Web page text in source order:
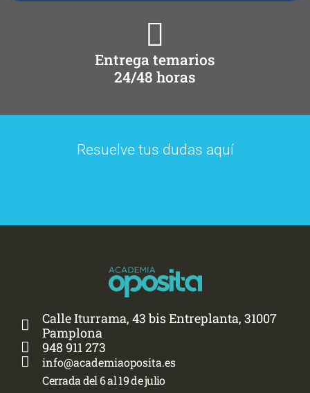
Entrega temarios
24/48 horas
Resuelve tus dudas aquí
Calle Iturrama, 43 bis Entreplanta, 31007
Pamplona
948 911 273
info@academiaoposita.es
Cerrada del 6 al 19 de julio